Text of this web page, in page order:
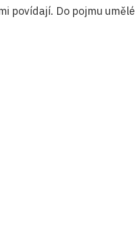
povídají. Do pojmu umělé